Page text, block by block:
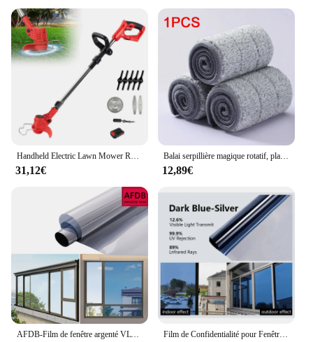
Handheld Electric Lawn Mower Rechargeable Adjustable Foldable Garden Brush Cutter Household Power Tool For Makita 18V Battery
31,12€
Balai serpillière magique rotatif, plat E27, pour laver les sols, livres, maison, nettoyage facile
12,89€
AFDB-Film de fenêtre argenté VLT, film de moulage miroir, feuille de verre, autocollant de maison, contrôle de la chaleur, teinte de fenêtre arina, UV, vert, rouleau l'horloge, 35% Film de Confidentialité pour Fenêtre de Maison, Autocollants Miroir Anti-Regard, Feuille de Verre Unidirectionnelle, Outil d'Écran de Teinte en Vinyle pour Fenêtre de Voiture